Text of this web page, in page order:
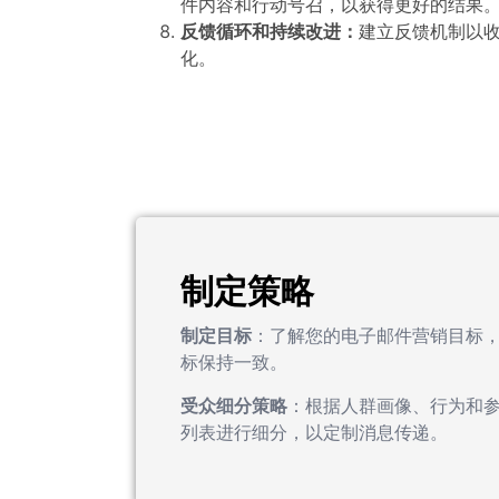
件内容和行动号召，以获得更好的结果
反馈循环和持续改进： 建立反馈机制以
化。
制定策略
制定目标 ：了解您的电子邮件营销目标
标保持一致。
受众细分策略 ：根据人群画像、行为和
列表进行细分，以定制消息传递。